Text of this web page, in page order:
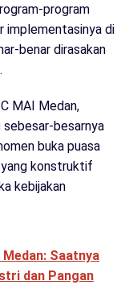
program
implementasinya di
benar dirasakan
MAI Medan,
sebesar-besarnya
buka puasa
yang konstruktif
kebijakan
Saatnya
dan Pangan